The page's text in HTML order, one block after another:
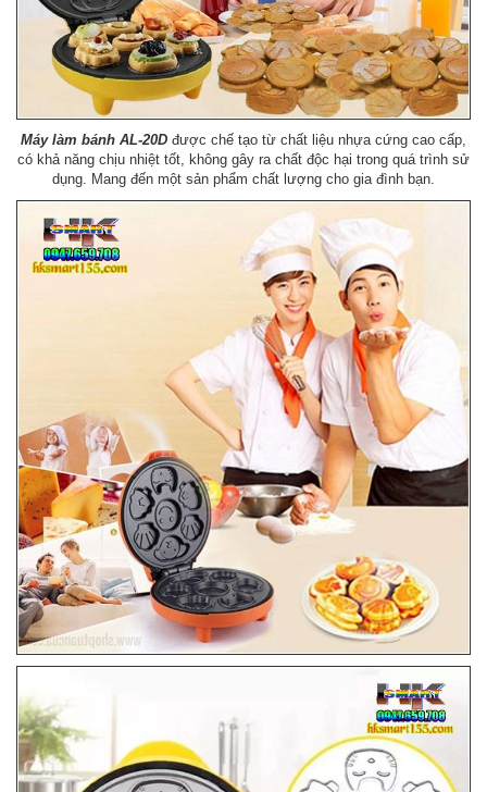
Máy làm bánh AL-20D được chế tạo từ chất liệu nhựa cứng cao cấp,
có khả năng chịu nhiệt tốt, không gây ra chất độc hại trong quá trình sử
dụng. Mang đến một sản phẩm chất lượng cho gia đình bạn.